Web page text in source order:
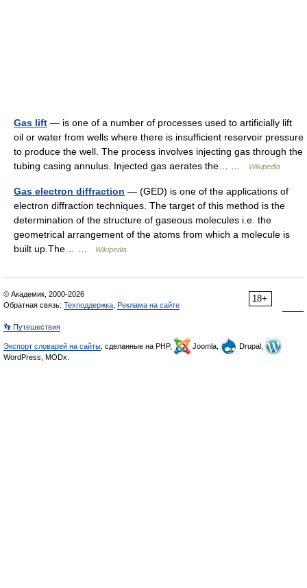
Gas lift — is one of a number of processes used to artificially lift
oil or water from wells where there is insufficient reservoir pressure
to produce the well. The process involves injecting gas through the
tubing casing annulus. Injected gas aerates the… …
Wikipedia
Gas electron diffraction — (GED) is one of the applications of
electron diffraction techniques. The target of this method is the
determination of the structure of gaseous molecules i.e. the
geometrical arrangement of the atoms from which a molecule is
built up.The… …
Wikipedia
18+
© Академик, 2000-2026
Обратная связь: Техподдержка Реклама на сайте
👣 Путешествия
Экспорт словарей на сайты , сделанные на PHP, Joomla,
Drupal,
WordPress, MODx.